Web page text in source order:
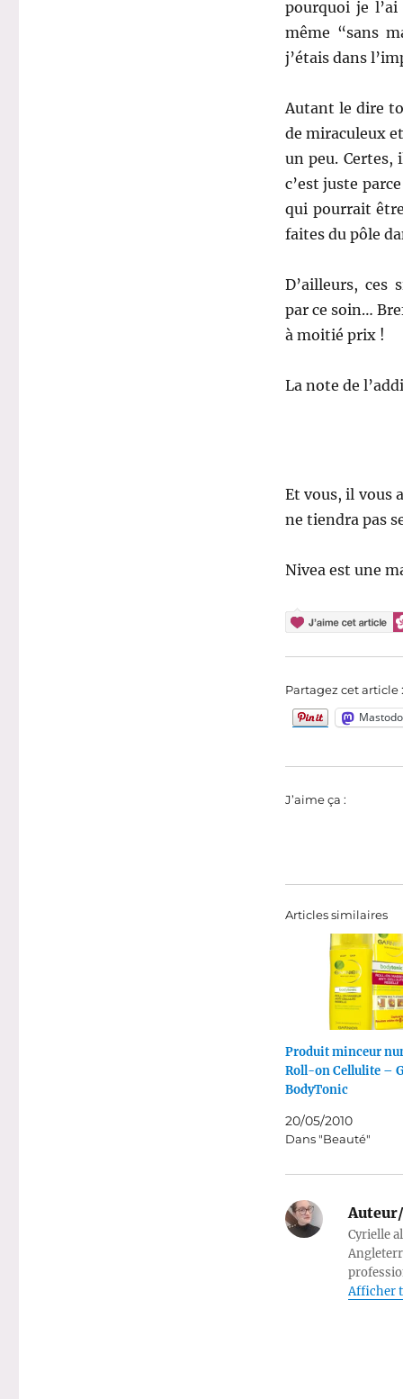
pourquoi je
même “sans
j’étais dans
Autant le dire
de miraculeux
un peu. Certes,
c’est juste
qui pourrait
faites du pôle
D’ailleurs, ces
par ce soin…
à moitié prix !
La note de
Et vous, il vous
ne tiendra pas
Nivea est une
Partagez cet article :
J’aime ça :
Articles similaires
Produit minceur
Roll-on Cellulite –
BodyTonic
20/05/2010
Dans "Beauté"
Cyrielle
Afficher